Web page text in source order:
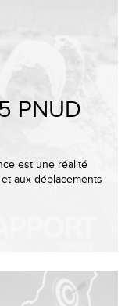
PNUD
est une réalité
aux déplacements